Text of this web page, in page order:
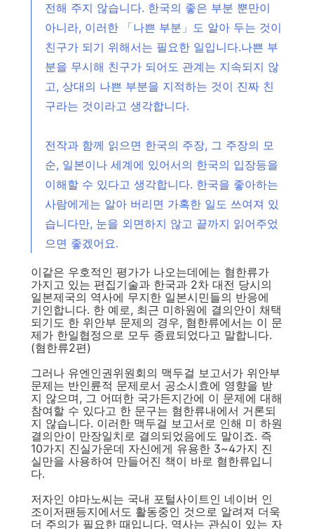
전해 주지 않습니다. 한국의 좋은 부분 뿐만이
아니라, 이러한 「나쁜 부분」도 알아 두는 것이
친구가 되기 위해서는 필요한 일입니다.나쁜 부
분을 무시해 친구가 되어도 관계는 지속되지 않
고, 상대의 나쁜 부분을 지적하는 것이 진짜 친
구라는 것이라고 생각합니다.
전작과 함께 읽으면 한국의 주장, 그 주장의 모
순, 일본이나 세계에 있어서의 한국의 입장등을
이해할 수 있다고 생각합니다. 한국을 좋아하는
사람에게는 알아 버리면 가혹한 일도 쓰여져 있
습니다만, 눈을 외면하지 않고 끝까지 읽어주었
으면 좋겠어요.
이같은 우호적인 평가가 나오는데에는 혐한류가
가지고 있는 편집기술과 한국과 2차 대전 당시의
일본제국의 역사에 무지한 일본시민들의 반응에
기인합니다. 한 예로, 최근 미하원에 결의안이 채택
되기도 한 위안부 문제의 경우, 혐한류에서는 이 문
제가 한일협정으로 모두 종료되었다고 말합니다.
(혐한류2편)
그러나 유엔인권위원회의 맥두걸 보고서가 위안부
문제는 반인륜적 문제로서 공소시효에 영향을 받
지 않으며, 그 어떠한 국가든지간에 이 문제에 대해
참여할 수 있다고 한 문구는 혐한류내에서 거론되
지 않습니다. 이러한 맥두걸 보고서로 인해 미 하원
결의안이 만장일치로 결의되었음에도 말이죠. 즉
10가지 진실가운데 자신에게 유용한 3~4가지 진
실만을 사용하여 만들어진 책이 바로 혐한류입니
다.
저자인 야마노씨는 국내 포털사이트인 네이버 인
조이저팬등지에서도 활동중인 것으로 알려져 더욱
더 주의가 필요한 때입니다. 역사는 관심이 있는 자